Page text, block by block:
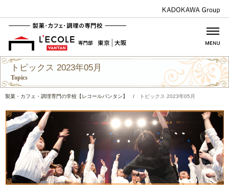
トピックス 2023年05月
Topics
製菓・カフェ・調理専門の学校【レコールバンタン】 / トピックス 2023年05月